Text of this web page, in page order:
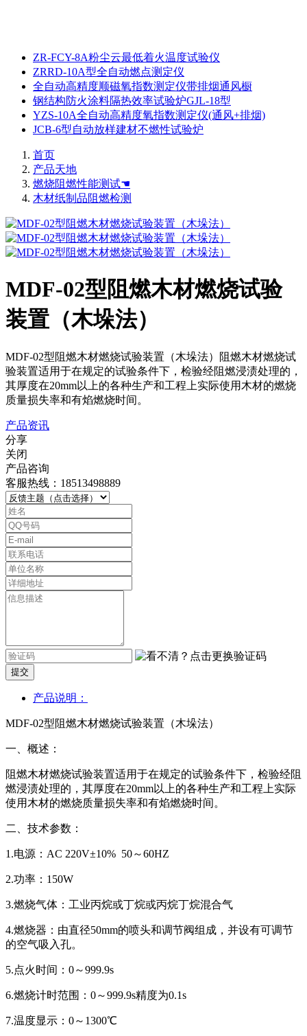
ZR-FCY-8A粉尘云最低着火温度试验仪
ZRRD-10A型全自动燃点测定仪
全自动高精度顺磁氧指数测定仪带排烟通风橱
钢结构防火涂料隔热效率试验炉GJL-18型
YZS-10A全自动高精度氧指数测定仪(通风+排烟)
JCB-6型自动放样建材不燃性试验炉
首页
产品天地
燃烧阻燃性能测试☚
木材纸制品阻燃检测
MDF-02型阻燃木材燃烧试验
装置（木垛法）
MDF-02型阻燃木材燃烧试验装置（木垛法）阻燃木材燃烧试
验装置适用于在规定的试验条件下，检验经阻燃浸渍处理的，
其厚度在20mm以上的各种生产和工程上实际使用木材的燃烧
质量损失率和有焰燃烧时间。
产品资讯
分享
关闭
产品咨询
客服热线：18513498889
提交
产品说明：
MDF-02型阻燃木材燃烧试验装置（木垛法）
一、概述：
阻燃木材燃烧试验装置适用于在规定的试验条件下，检验经阻
燃浸渍处理的，其厚度在20mm以上的各种生产和工程上实际
使用木材的燃烧质量损失率和有焰燃烧时间。
二、技术参数：
1.电源：AC 220V±10% 50～60HZ
2.功率：150W
3.燃烧气体：工业丙烷或丁烷或丙烷丁烷混合气
4.燃烧器：由直径50mm的喷头和调节阀组成，并设有可调节
的空气吸入孔。
5.点火时间：0～999.9s
6.燃烧计时范围：0～999.9s精度为0.1s
7.温度显示：0～1300℃